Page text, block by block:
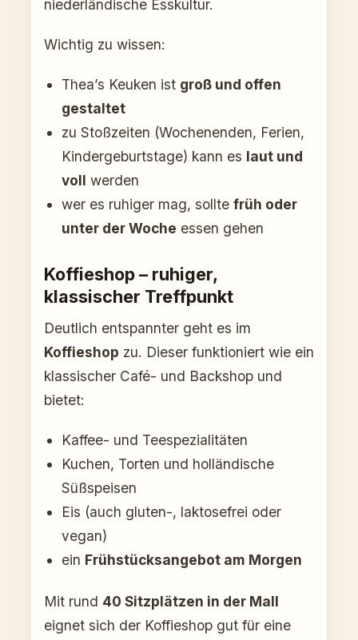
niederländische Esskultur.
Wichtig zu wissen:
Thea’s Keuken ist groß und offen
gestaltet
zu Stoßzeiten (Wochenenden, Ferien,
Kindergeburtstage) kann es laut und
voll werden
wer es ruhiger mag, solltefrüh oder
unter der Woche essen gehen
Koffieshop – ruhiger,
klassischer Treffpunkt
Deutlich entspannter geht es im
Koffieshop zu. Dieser funktioniert wie ein
klassischer Café- und Backshop und
bietet:
Kaffee- und Teespezialitäten
Kuchen, Torten und holländische
Süßspeisen
Eis (auch gluten-, laktosefrei oder
vegan)
ein Frühstücksangebot am Morgen
Mit rund 40 Sitzplätzen in der Mall
eignet sich der Koffieshop gut für eine